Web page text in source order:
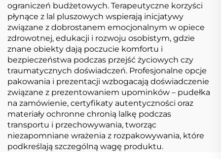
ograniczeń budżetowych. Terapeutyczne korzyści
płynące z lal pluszowych wspierają inicjatywy
związane z dobrostanem emocjonalnym w opiece
zdrowotnej, edukacji i rozwoju osobistym, gdzie
znane obiekty dają poczucie komfortu i
bezpieczeństwa podczas przejść życiowych czy
traumatycznych doświadczeń. Profesjonalne opcje
pakowania i prezentacji wzbogacają doświadczenie
związane z prezentowaniem upominków – pudełka
na zamówienie, certyfikaty autentyczności oraz
materiały ochronne chronią lalkę podczas
transportu i przechowywania, tworząc
niezapomniane wrażenia z rozpakowywania, które
podkreślają szczególną wagę produktu.